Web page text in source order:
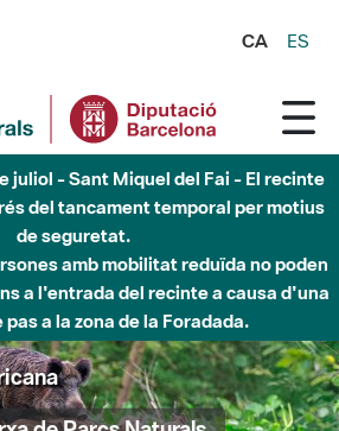
CA ES
de 2026 - Parc Fluvial Besòs -
del Parc Fluvial del Besòs degut a
d'una passera sobre el riu
de Parcs Naturals
P